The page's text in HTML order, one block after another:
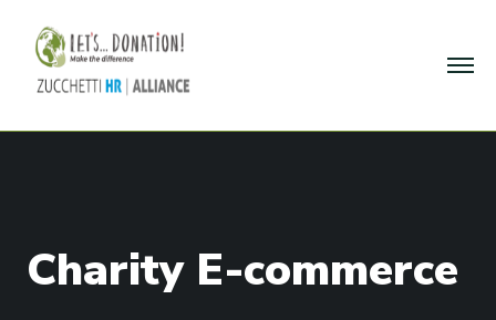
Charity E-commerce